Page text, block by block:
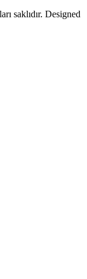
saklıdır. Designed